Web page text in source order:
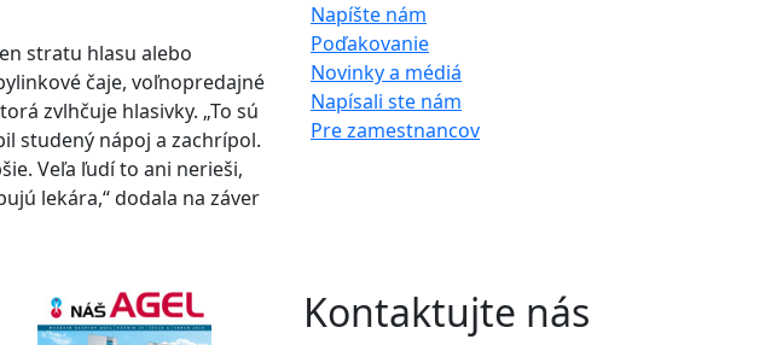
stratu hlasu alebo
čaje, voľnopredajné
zvlhčuje hlasivky. „To sú
studený nápoj a zachrípol.
Veľa ľudí to ani nerieši,
lekára,“ dodala na záver
Napíšte nám
Poďakovanie
Novinky a médiá
Napísali ste nám
Pre zamestnancov
Kontaktujte nás